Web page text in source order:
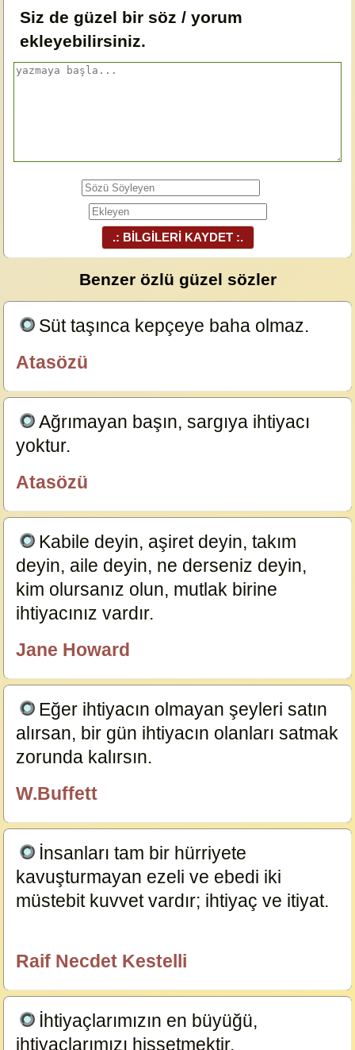
Siz de güzel bir söz / yorum
ekleyebilirsiniz.
.: BİLGİLERİ KAYDET :.
Benzer özlü güzel sözler
Süt taşınca kepçeye baha olmaz.
Atasözü
Ağrımayan başın, sargıya ihtiyacı
yoktur.
Atasözü
Kabile deyin, aşiret deyin, takım
deyin, aile deyin, ne derseniz deyin,
kim olursanız olun, mutlak birine
ihtiyacınız vardır.
Jane Howard
Eğer ihtiyacın olmayan şeyleri satın
alırsan, bir gün ihtiyacın olanları satmak
zorunda kalırsın.
W.Buffett
İnsanları tam bir hürriyete
kavuşturmayan ezeli ve ebedi iki
müstebit kuvvet vardır; ihtiyaç ve itiyat.
Raif Necdet Kestelli
İhtiyaçlarımızın en büyüğü,
ihtiyaçlarımızı hissetmektir.